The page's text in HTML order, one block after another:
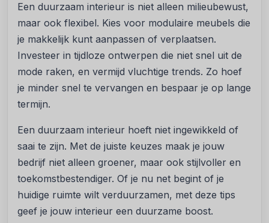
Een duurzaam interieur is niet alleen milieubewust,
maar ook flexibel. Kies voor modulaire meubels die
je makkelijk kunt aanpassen of verplaatsen.
Investeer in tijdloze ontwerpen die niet snel uit de
mode raken, en vermijd vluchtige trends. Zo hoef
je minder snel te vervangen en bespaar je op lange
termijn.
Een duurzaam interieur hoeft niet ingewikkeld of
saai te zijn. Met de juiste keuzes maak je jouw
bedrijf niet alleen groener, maar ook stijlvoller en
toekomstbestendiger. Of je nu net begint of je
huidige ruimte wilt verduurzamen, met deze tips
geef je jouw interieur een duurzame boost.